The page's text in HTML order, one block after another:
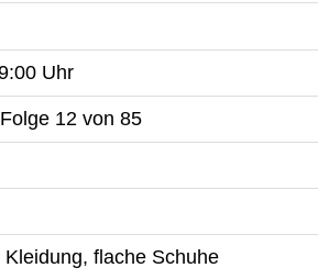
Uhr
12 von 85
flache Schuhe